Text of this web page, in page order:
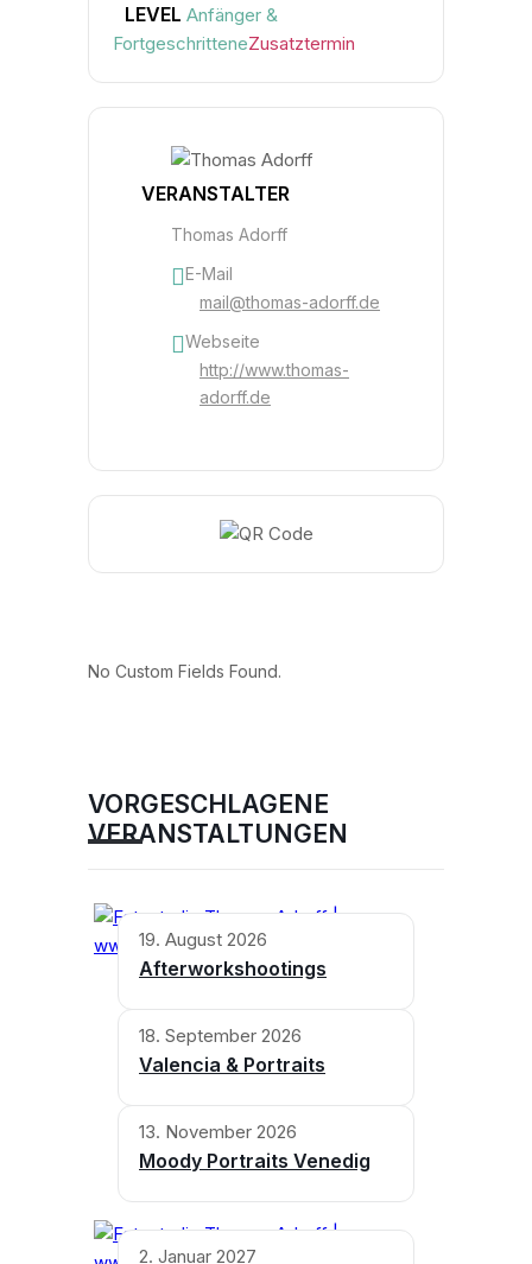
LEVEL Anfänger &
FortgeschritteneZusatztermin
VERANSTALTER
Thomas Adorff
E-Mail
mail@thomas-adorff.de
Webseite
http://www.thomas-
adorff.de
No Custom Fields Found.
VORGESCHLAGENE
VERANSTALTUNGEN
19. August 2026
Afterworkshootings
18. September 2026
Valencia & Portraits
13. November 2026
Moody Portraits Venedig
2. Januar 2027